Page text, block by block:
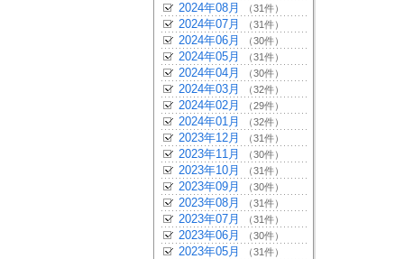
2024年08月 （31件）
2024年07月 （31件）
2024年06月 （30件）
2024年05月 （31件）
2024年04月 （30件）
2024年03月 （32件）
2024年02月 （29件）
2024年01月 （32件）
2023年12月 （31件）
2023年11月 （30件）
2023年10月 （31件）
2023年09月 （30件）
2023年08月 （31件）
2023年07月 （31件）
2023年06月 （30件）
2023年05月 （31件）